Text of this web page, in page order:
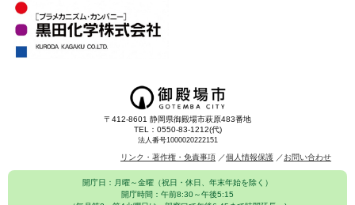
〒412-8601 静岡県御殿場市萩原483番地
TEL：0550-83-1212(代)
法人番号1000020222151
リンク・著作権・免責事項 個人情報保護 お問い合わせ
開庁日：月曜～金曜（祝日・休日、年末年始を除く）
開庁時間：午前8:30～午後5:15